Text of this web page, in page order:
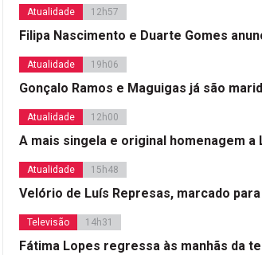
Atualidade 12h57
Filipa Nascimento e Duarte Gomes
Atualidade 19h06
Gonçalo Ramos e Maguigas já são
Atualidade 12h00
A mais singela e original homenagem a
Atualidade 15h48
Velório de Luís Represas, marcado
Televisão 14h31
Fátima Lopes regressa às manhãs da